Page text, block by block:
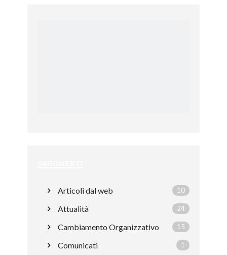
Articoli dal web 10
Attualità 24
Cambiamento Organizzativo 15
Comunicati 1